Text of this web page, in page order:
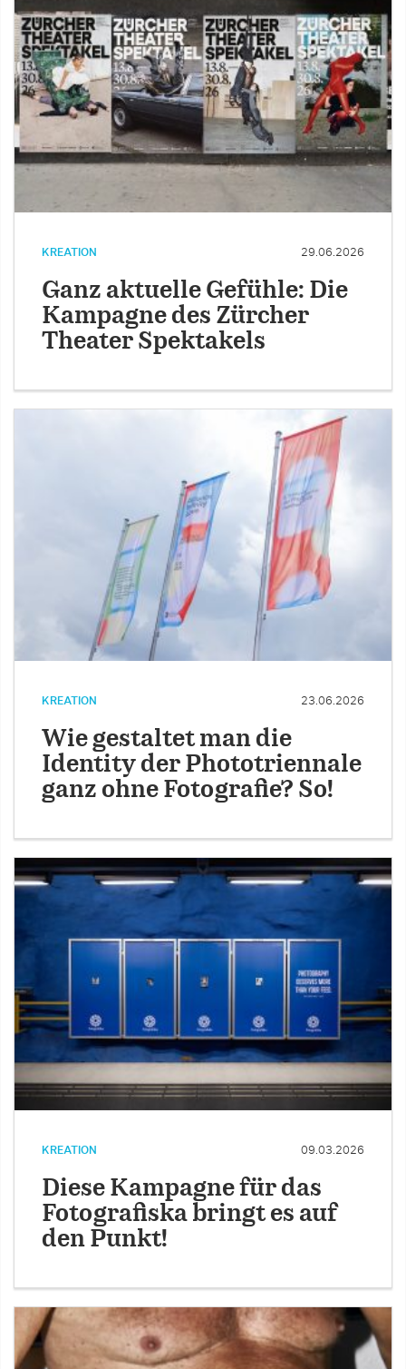
KREATION 29.06.2026
Ganz aktuelle Gefühle: Die
Kampagne des Zürcher
Theater Spektakels
KREATION 23.06.2026
Wie gestaltet man die
Identity der Phototriennale
ganz ohne Fotografie? So!
KREATION 09.03.2026
Diese Kampagne für das
Fotografiska bringt es auf
den Punkt!